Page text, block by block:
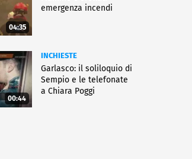
04:35
emergenza incendi
00:44
INCHIESTE
Garlasco: il soliloquio di
Sempio e le telefonate
a Chiara Poggi